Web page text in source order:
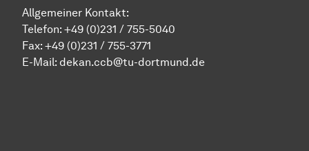
Allgemeiner Kontakt:
Telefon: +49 (0)231 / 755-5040
Fax: +49 (0)231 / 755-3771
E-Mail: dekan.ccb@tu-dortmund.de